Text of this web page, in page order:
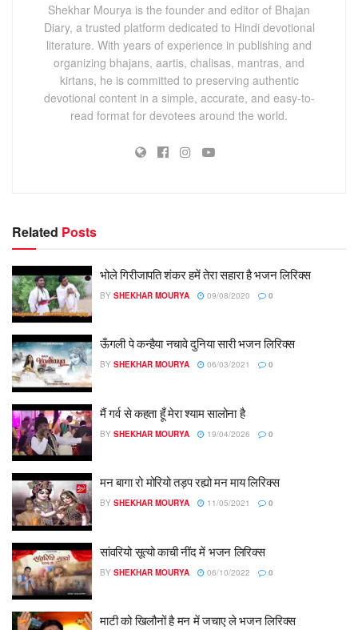
Shekhar Mourya is the founder and editor of Bhajan
Diary, a trusted platform dedicated to Hindi devotional
literature. With years of experience in publishing and
organizing bhajans, aartis, chalisas, mantras, and
kirtans, he is committed to preserving authentic
devotional content in a simple, accurate, and easy-to-
read format for devotees around the world.
Related Posts
भोले गिरीजापति शंकर हमें तेरा सहारा है भजन लिरिक्स
BY SHEKHAR MOURYA 09/08/2020 0
ऊँगली पे कन्हैया नचावे दुनिया सारी भजन लिरिक्स
BY SHEKHAR MOURYA 06/03/2021 0
मैं गर्व से कहता हूँ मेरा श्याम सालोना है
BY SHEKHAR MOURYA 19/04/2026 0
मन बागा रो मोरियो तड़प रह्यो मन माय लिरिक्स
BY SHEKHAR MOURYA 11/05/2021 0
सांवरियो सूत्यो काची नींद में भजन लिरिक्स
BY SHEKHAR MOURYA 06/10/2022 0
माटी को खिलौनों है मन में जचाए ले भजन लिरिक्स